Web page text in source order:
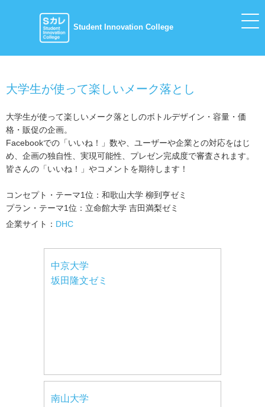
Student Innovation College
大学生が使って楽しいメーク落とし
大学生が使って楽しいメーク落としのボトルデザイン・容量・価
格・販促の企画。
Facebookでの「いいね！」数や、ユーザーや企業との対応をはじ
め、企画の独自性、実現可能性、プレゼン完成度で審査されます。
皆さんの「いいね！」やコメントを期待します！
コンセプト・テーマ1位：和歌山大学 柳到亨ゼミ
プラン・テーマ1位：立命館大学 吉田満梨ゼミ
企業サイト： DHC
中京大学
坂田隆文ゼミ
南山大学